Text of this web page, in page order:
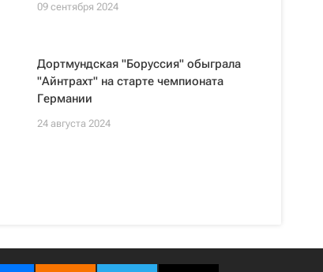
09 сентября 2024
Дортмундская "Боруссия" обыграла
"Айнтрахт" на старте чемпионата
Германии
24 августа 2024